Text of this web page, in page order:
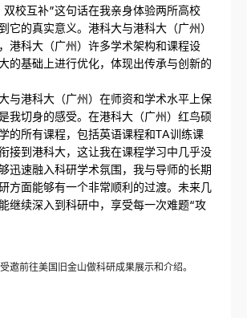
双校互补”这句话在我亲身体验两所高校
它的真实意义。港科大与港科大（广州）
港科大（广州）许多学术架构和课程设
的基础上进行优化，体现出传承与创新的
与港科大（广州）在师资和学术水平上保
我切身的感受。在港科大（广州）红鸟硕
的所有课程，包括英语课程和TA训练课
接到港科大，这让我在课程学习中几乎没
迅速融入科研学术氛围，我与导师的长期
方面能够有一个非常顺利的过渡。未来几
继续深入到科研中，享受每一次难题“攻
邀前往美国旧金山做科研成果展示和介绍。